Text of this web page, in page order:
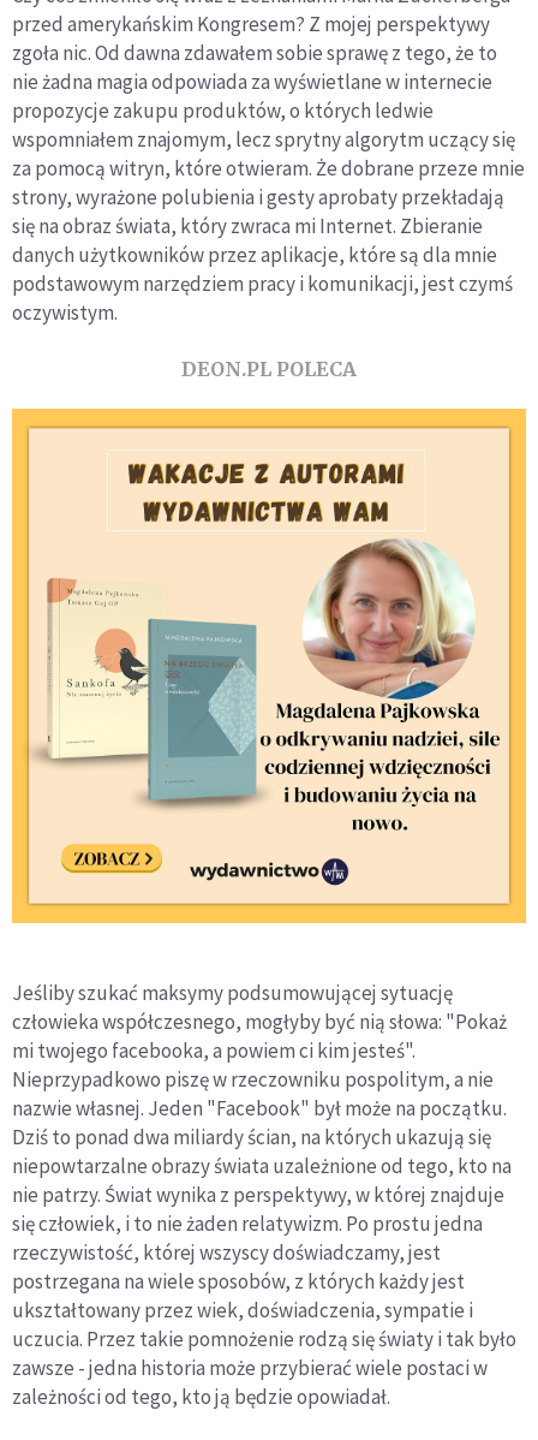
przed amerykańskim Kongresem? Z mojej perspektywy
zgoła nic. Od dawna zdawałem sobie sprawę z tego, że to
nie żadna magia odpowiada za wyświetlane w internecie
propozycje zakupu produktów, o których ledwie
wspomniałem znajomym, lecz sprytny algorytm uczący się
za pomocą witryn, które otwieram. Że dobrane przeze mnie
strony, wyrażone polubienia i gesty aprobaty przekładają
się na obraz świata, który zwraca mi Internet. Zbieranie
danych użytkowników przez aplikacje, które są dla mnie
podstawowym narzędziem pracy i komunikacji, jest czymś
oczywistym.
DEON.PL POLECA
Jeśliby szukać maksymy podsumowującej sytuację
człowieka współczesnego, mogłyby być nią słowa: "Pokaż
mi twojego facebooka, a powiem ci kim jesteś".
Nieprzypadkowo piszę w rzeczowniku pospolitym, a nie
nazwie własnej. Jeden "Facebook" był może na początku.
Dziś to ponad dwa miliardy ścian, na których ukazują się
niepowtarzalne obrazy świata uzależnione od tego, kto na
nie patrzy. Świat wynika z perspektywy, w której znajduje
się człowiek, i to nie żaden relatywizm. Po prostu jedna
rzeczywistość, której wszyscy doświadczamy, jest
postrzegana na wiele sposobów, z których każdy jest
ukształtowany przez wiek, doświadczenia, sympatie i
uczucia. Przez takie pomnożenie rodzą się światy i tak było
zawsze - jedna historia może przybierać wiele postaci w
zależności od tego, kto ją będzie opowiadał.